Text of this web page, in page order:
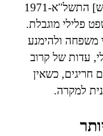
בסעיף 47 לפקודת הראיות [נוסח חדש] התשל"א-1971
פלילי מוגבלת.
משפחה ולהימנע
עדות של קרוב
כשאין
למקרה.